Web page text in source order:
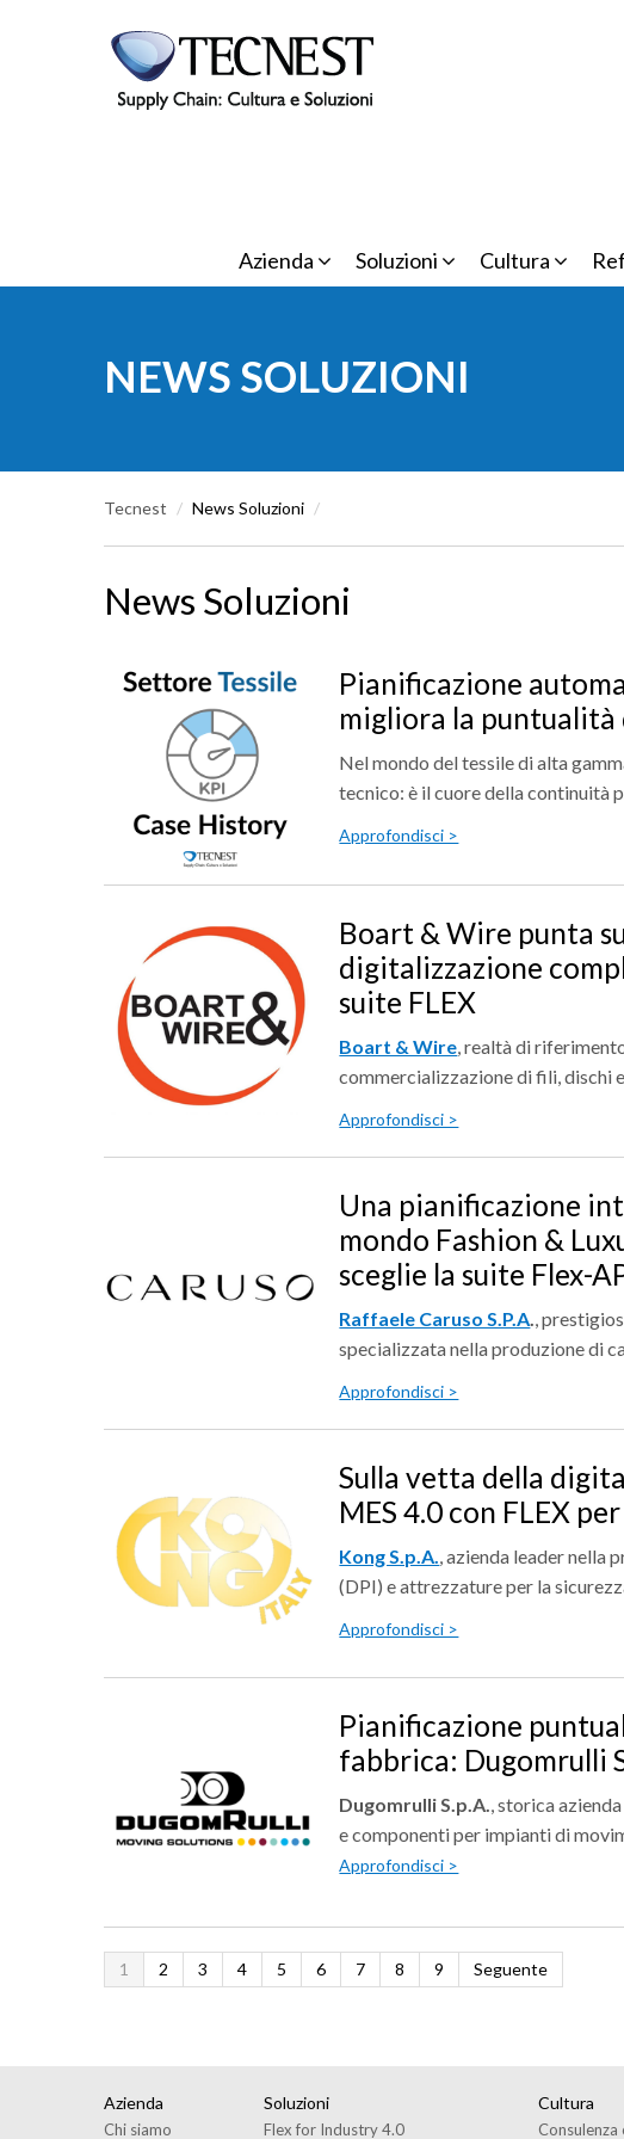
Azienda Soluzioni Cultura
NEWS SOLUZIONI
Tecnest / News Soluzioni /
News Soluzioni
Pianificazione
migliora la puntualità
Nel mondo del tessile di alta
tecnico: è il cuore della continuità
Approfondisci >
Boart & Wire punta
digitalizzazione
suite FLEX
Boart & Wire , realtà di
commercializzazione di fili, dischi
Approfondisci >
Una pianificazione
mondo Fashion &
sceglie la suite Flex-
Raffaele Caruso S.P.A ,
specializzata nella produzione di
Approfondisci >
Sulla vetta della
MES 4.0 con FLEX
Kong S.p.A. , azienda leader
(DPI) e attrezzature per la
Approfondisci >
Pianificazione
fabbrica: Dugomrulli
Dugomrulli S.p.A., storica
e componenti per impianti di
Approfondisci >
1 2 3 4 5 6 7 8 9 Seguente
Azienda
Chi siamo
Soluzioni
Flex for Industry 4.0
Cultura